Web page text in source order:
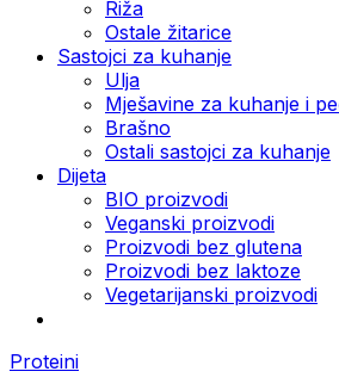
Riža
Ostale žitarice
Sastojci za kuhanje
Ulja
Mješavine za kuhanje i
Brašno
Ostali sastojci za kuhanje
Dijeta
BIO proizvodi
Veganski proizvodi
Proizvodi bez glutena
Proizvodi bez laktoze
Vegetarijanski proizvodi
Proteini